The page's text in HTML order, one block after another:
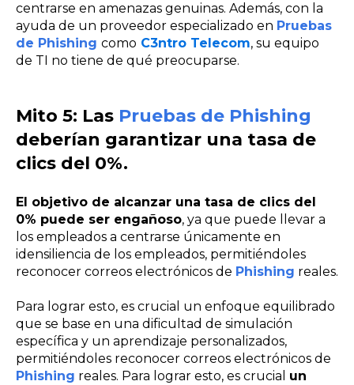
centrarse en amenazas genuinas. Además, con la
ayuda de un proveedor especializado en Pruebas
de Phishing como C3ntro Telecom, su equipo
de TI no tiene de qué preocuparse.
Mito 5: Las Pruebas de Phishing
deberían garantizar una tasa de
clics del 0%.
El objetivo de alcanzar una tasa de clics del
0% puede ser engañoso, ya que puede llevar a
los empleados a centrarse únicamente en
idensiliencia de los empleados, permitiéndoles
reconocer correos electrónicos de Phishing reales.
Para lograr esto, es crucial un enfoque equilibrado
que se base en una dificultad de simulación
específica y un aprendizaje personalizados,
permitiéndoles reconocer correos electrónicos de
Phishing reales. Para lograr esto, es crucial un